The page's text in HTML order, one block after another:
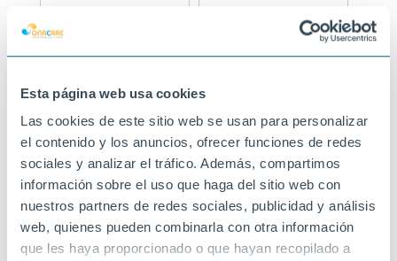
Esta página web usa cookies
Las cookies de este sitio web se usan para personalizar
el contenido y los anuncios, ofrecer funciones de redes
sociales y analizar el tráfico. Además, compartimos
información sobre el uso que haga del sitio web con
nuestros partners de redes sociales, publicidad y análisis
web, quienes pueden combinarla con otra información
que les haya proporcionado o que hayan recopilado a